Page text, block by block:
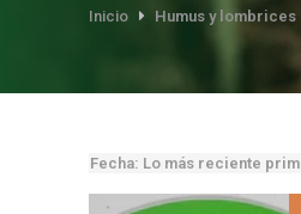
Inicio Humus y lombrices